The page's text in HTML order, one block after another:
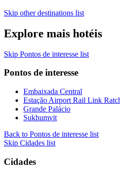
Skip other destinations list
Explore mais hotéis
Skip Pontos de interesse list
Pontos de interesse
Embaixada Central
Estação Airport Rail Link
Grande Palácio
Sukhumvit
Back to Pontos de interesse list
Skip Cidades list
Cidades